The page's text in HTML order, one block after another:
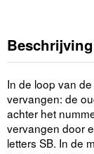
Beschrijving
In de loop van
vervangen: de
achter het
vervangen door
letters SB. In de